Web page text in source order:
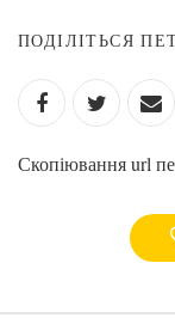
ПОДІЛІТЬСЯ
Скопіювання url